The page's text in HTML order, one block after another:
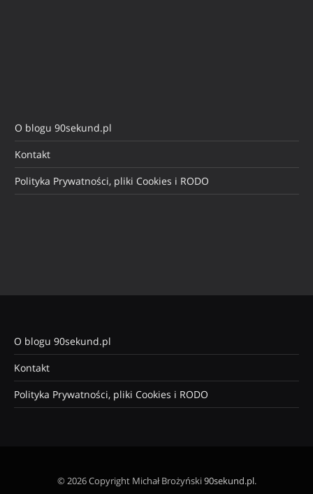
O blogu 90sekund.pl
Kontakt
Polityka Prywatności, pliki Cookies i RODO
O blogu 90sekund.pl
Kontakt
Polityka Prywatności, pliki Cookies i RODO
© 2026 Copyright Michał Brożyński90sekund.pl.